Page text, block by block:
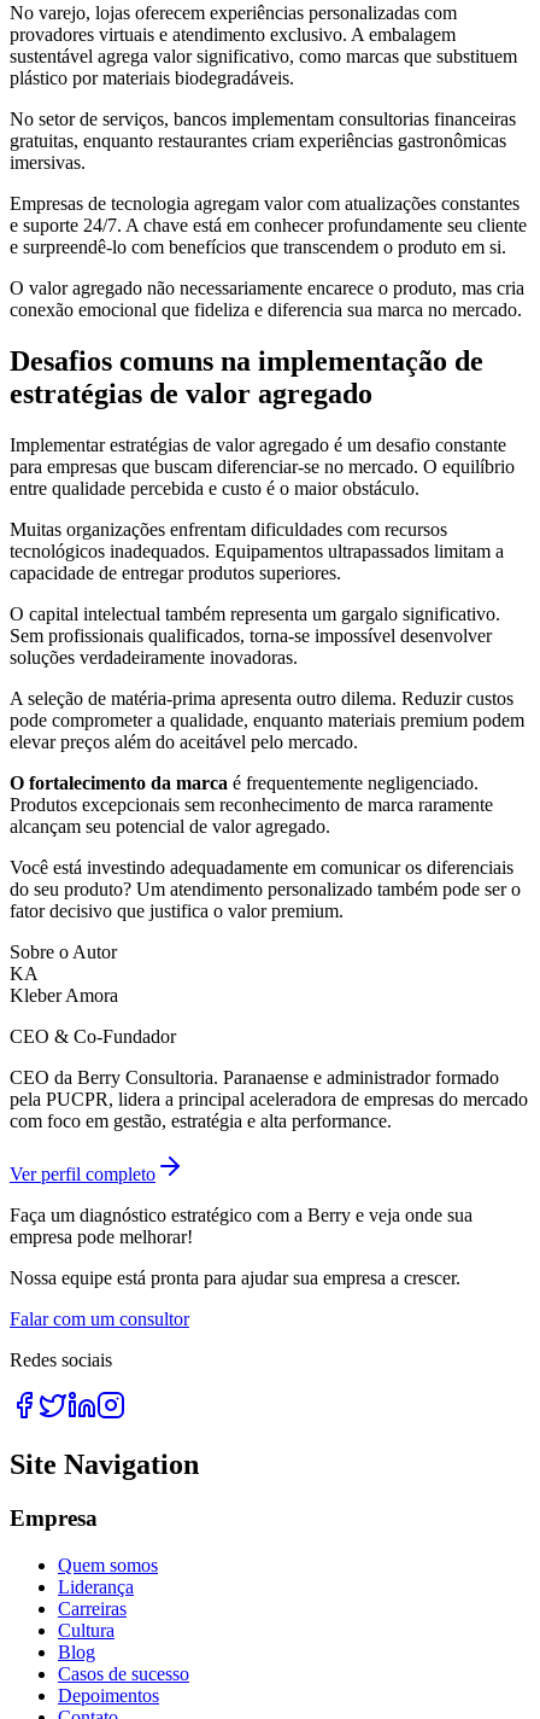
No varejo, lojas oferecem experiências personalizadas com
provadores virtuais e atendimento exclusivo. A embalagem
sustentável agrega valor significativo, como marcas que substituem
plástico por materiais biodegradáveis.
No setor de serviços, bancos implementam consultorias financeiras
gratuitas, enquanto restaurantes criam experiências gastronômicas
imersivas.
Empresas de tecnologia agregam valor com atualizações constantes
e suporte 24/7. A chave está em conhecer profundamente seu cliente
e surpreendê-lo com benefícios que transcendem o produto em si.
O valor agregado não necessariamente encarece o produto, mas cria
conexão emocional que fideliza e diferencia sua marca no mercado.
Desafios comuns na implementação de
estratégias de valor agregado
Implementar estratégias de valor agregado é um desafio constante
para empresas que buscam diferenciar-se no mercado. O equilíbrio
entre qualidade percebida e custo é o maior obstáculo.
Muitas organizações enfrentam dificuldades com recursos
tecnológicos inadequados. Equipamentos ultrapassados limitam a
capacidade de entregar produtos superiores.
O capital intelectual também representa um gargalo significativo.
Sem profissionais qualificados, torna-se impossível desenvolver
soluções verdadeiramente inovadoras.
A seleção de matéria-prima apresenta outro dilema. Reduzir custos
pode comprometer a qualidade, enquanto materiais premium podem
elevar preços além do aceitável pelo mercado.
O fortalecimento da marca é frequentemente negligenciado.
Produtos excepcionais sem reconhecimento de marca raramente
alcançam seu potencial de valor agregado.
Você está investindo adequadamente em comunicar os diferenciais
do seu produto? Um atendimento personalizado também pode ser o
fator decisivo que justifica o valor premium.
Sobre o Autor
KA
Kleber Amora
CEO & Co-Fundador
CEO da Berry Consultoria. Paranaense e administrador formado
pela PUCPR, lidera a principal aceleradora de empresas do mercado
com foco em gestão, estratégia e alta performance.
Ver perfil completo
Faça um diagnóstico estratégico com a Berry e veja onde sua
empresa pode melhorar!
Nossa equipe está pronta para ajudar sua empresa a crescer.
Falar com um consultor
Redes sociais
Site Navigation
Empresa
Quem somos
Liderança
Carreiras
Cultura
Blog
Casos de sucesso
Depoimentos